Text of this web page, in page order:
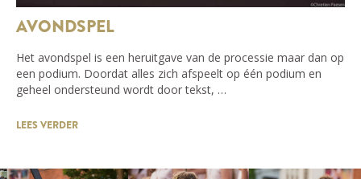
AVONDSPEL
Het avondspel is een heruitgave van de processie maar dan op
een podium. Doordat alles zich afspeelt op één podium en
geheel ondersteund wordt door tekst, …
LEES VERDER